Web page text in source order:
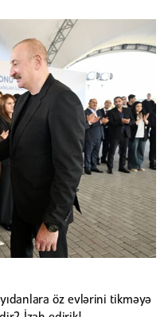
öz evlərini tikməyə